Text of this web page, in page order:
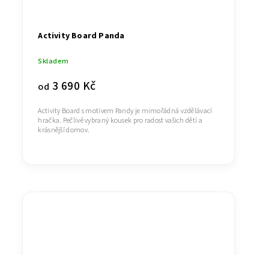
Activity Board Panda
Skladem
od 3 690 Kč
Activity Board s motivem Pandy je mimořádná vzdělávací
hračka. Pečlivě vybraný kousek pro radost vašich dětí a
krásnější domov.